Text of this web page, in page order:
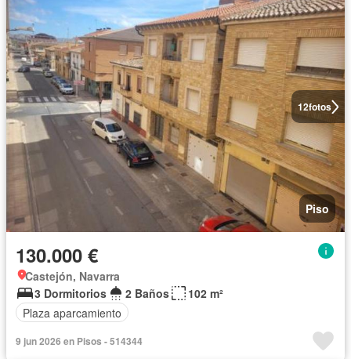
12fotos
Piso
130.000 €
Castejón, Navarra
3 Dormitorios
2 Baños
102 m²
Plaza aparcamiento
9 jun 2026 en Pisos - 514344